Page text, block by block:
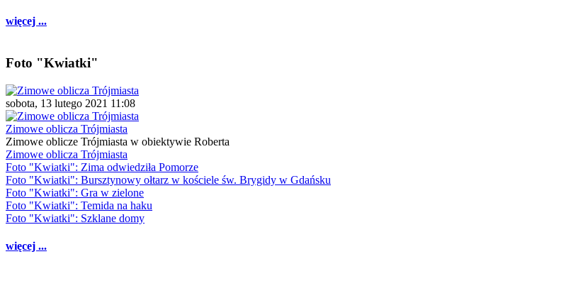
więcej ...
Foto "Kwiatki"
sobota, 13 lutego 2021 11:08
Zimowe oblicza Trójmiasta
Zimowe oblicze Trójmiasta w obiektywie Roberta
Zimowe oblicza Trójmiasta
Foto "Kwiatki": Zima odwiedziła Pomorze
Foto "Kwiatki": Bursztynowy ołtarz w kościele św. Brygidy w Gdańsku
Foto "Kwiatki": Gra w zielone
Foto "Kwiatki": Temida na haku
Foto "Kwiatki": Szklane domy
więcej ...